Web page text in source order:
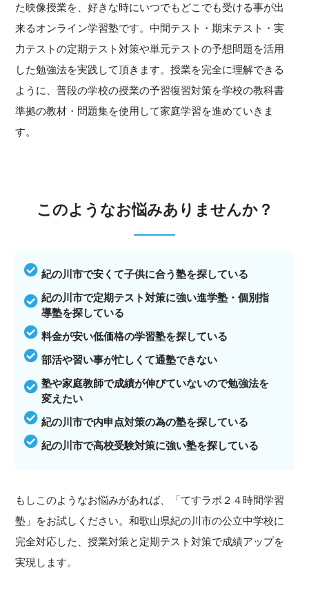
た映像授業を、好きな時にいつでもどこでも受ける事が出
来るオンライン学習塾です。中間テスト・期末テスト・実
力テストの定期テスト対策や単元テストの予想問題を活用
した勉強法を実践して頂きます。授業を完全に理解できる
ように、普段の学校の授業の予習復習対策を学校の教科書
準拠の教材・問題集を使用して家庭学習を進めていきま
す。
このようなお悩みありませんか？
紀の川市で安くて子供に合う塾を探している
紀の川市で定期テスト対策に強い進学塾・個別指
導塾を探している
料金が安い低価格の学習塾を探している
部活や習い事が忙しくて通塾できない
塾や家庭教師で成績が伸びていないので勉強法を
変えたい
紀の川市で内申点対策の為の塾を探している
紀の川市で高校受験対策に強い塾を探している
もしこのようなお悩みがあれば、「てすラボ２４時間学習
塾」をお試しください。和歌山県紀の川市の公立中学校に
完全対応した、授業対策と定期テスト対策で成績アップを
実現します。